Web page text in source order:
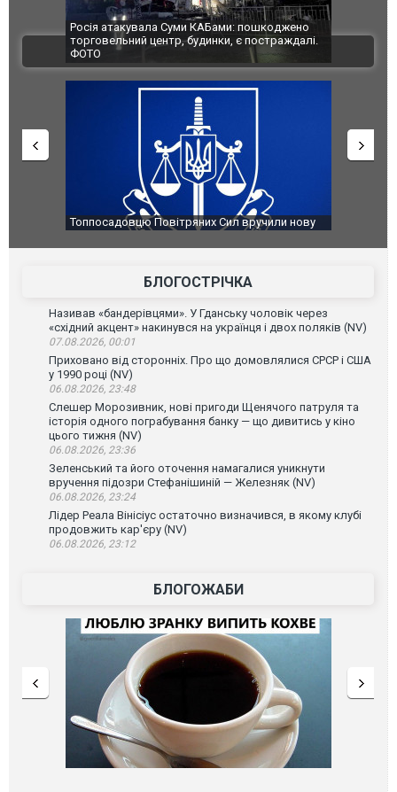
Росія атакувала Суми КАБами: пошкоджено
торговельний центр, будинки, є постраждалі.
ФОТО
під час
ВІДЕО
Топпосадовцю Повітряних Сил вручили нову
Сили
атаку.
БЛОГОСТРІЧКА
Називав «бандерівцями». У Гданську чоловік через
«східний акцент» накинувся на українця і двох поляків (NV)
07.08.2026, 00:01
Приховано від сторонніх. Про що домовлялися СРСР і США
у 1990 році (NV)
06.08.2026, 23:48
Слешер Морозивник, нові пригоди Щенячого патруля та
історія одного пограбування банку — що дивитись у кіно
цього тижня (NV)
06.08.2026, 23:36
Зеленський та його оточення намагалися уникнути
вручення підозри Стефанішиній — Железняк (NV)
06.08.2026, 23:24
Лідер Реала Вінісіус остаточно визначився, в якому клубі
продовжить кар'єру (NV)
06.08.2026, 23:12
БЛОГОЖАБИ